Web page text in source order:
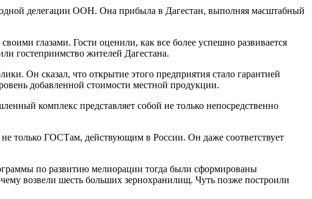
делегации ООН. Она прибыла в Дагестан, выполняя масштабный
глазами. Гости оценили, как все более успешно развивается
гостеприимство жителей Дагестана.
Он сказал, что открытие этого предприятия стало гарантией
добавленной стоимости местной продукции.
комплекс представляет собой не только непосредственно
только ГОСТам, действующим в России. Он даже соответствует
по развитию мелиорации тогда были сформированы
возвели шесть больших зернохранилищ. Чуть позже построили